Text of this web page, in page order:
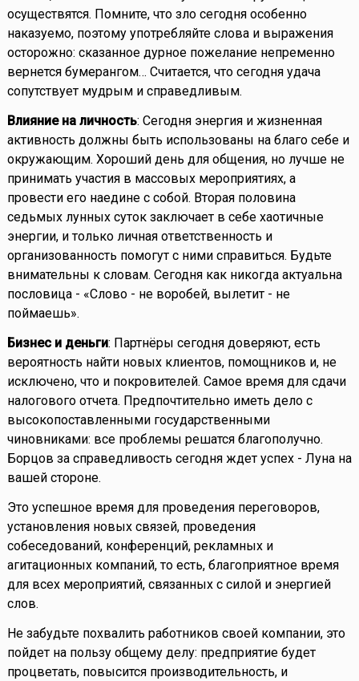
осуществятся. Помните, что зло сегодня особенно
наказуемо, поэтому употребляйте слова и выражения
осторожно: сказанное дурное пожелание непременно
вернется бумерангом… Считается, что сегодня удача
сопутствует мудрым и справедливым.
Влияние на личность: Сегодня энергия и жизненная
активность должны быть использованы на благо себе и
окружающим. Хороший день для общения, но лучше не
принимать участия в массовых мероприятиях, а
провести его наедине с собой. Вторая половина
седьмых лунных суток заключает в себе хаотичные
энергии, и только личная ответственность и
организованность помогут с ними справиться. Будьте
внимательны к словам. Сегодня как никогда актуальна
пословица - «Слово - не воробей, вылетит - не
поймаешь».
Бизнес и деньги: Партнёры сегодня доверяют, есть
вероятность найти новых клиентов, помощников и, не
исключено, что и покровителей. Самое время для сдачи
налогового отчета. Предпочтительно иметь дело с
высокопоставленными государственными
чиновниками: все проблемы решатся благополучно.
Борцов за справедливость сегодня ждет успех - Луна на
вашей стороне.
Это успешное время для проведения переговоров,
установления новых связей, проведения
собеседований, конференций, рекламных и
агитационных компаний, то есть, благоприятное время
для всех мероприятий, связанных с силой и энергией
слов.
Не забудьте похвалить работников своей компании, это
пойдет на пользу общему делу: предприятие будет
процветать, повысится производительность, и